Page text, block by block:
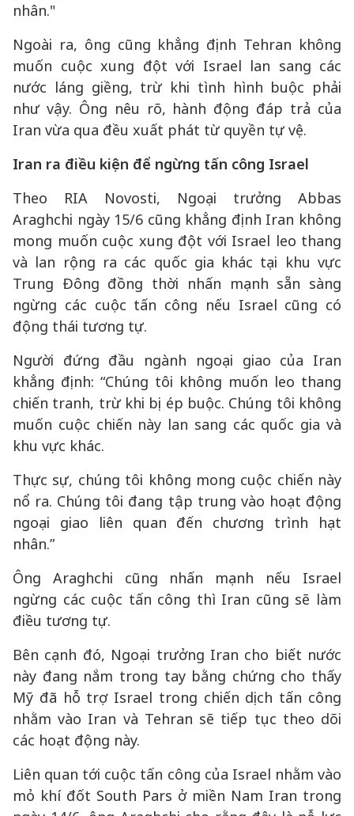
nhân."
Ngoài ra, ông cũng khẳng định Tehran không
muốn cuộc xung đột với Israel lan sang các
nước láng giềng, trừ khi tình hình buộc phải
như vậy. Ông nêu rõ, hành động đáp trả của
Iran vừa qua đều xuất phát từ quyền tự vệ.
Iran ra điều kiện để ngừng tấn công Israel
Theo RIA Novosti, Ngoại trưởng Abbas
Araghchi ngày 15/6 cũng khẳng định Iran không
mong muốn cuộc xung đột với Israel leo thang
và lan rộng ra các quốc gia khác tại khu vực
Trung Đông đồng thời nhấn mạnh sẵn sàng
ngừng các cuộc tấn công nếu Israel cũng có
động thái tương tự.
Người đứng đầu ngành ngoại giao của Iran
khẳng định: “Chúng tôi không muốn leo thang
chiến tranh, trừ khi bị ép buộc. Chúng tôi không
muốn cuộc chiến này lan sang các quốc gia và
khu vực khác.
Thực sự, chúng tôi không mong cuộc chiến này
nổ ra. Chúng tôi đang tập trung vào hoạt động
ngoại giao liên quan đến chương trình hạt
nhân.”
Ông Araghchi cũng nhấn mạnh nếu Israel
ngừng các cuộc tấn công thì Iran cũng sẽ làm
điều tương tự.
Bên cạnh đó, Ngoại trưởng Iran cho biết nước
này đang nắm trong tay bằng chứng cho thấy
Mỹ đã hỗ trợ Israel trong chiến dịch tấn công
nhằm vào Iran và Tehran sẽ tiếp tục theo dõi
các hoạt động này.
Liên quan tới cuộc tấn công của Israel nhằm vào
mỏ khí đốt South Pars ở miền Nam Iran trong